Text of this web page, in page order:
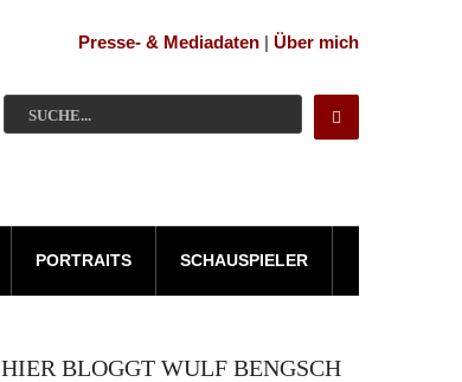
Presse- & Mediadaten | Über mich
PORTRAITS SCHAUSPIELER
HIER BLOGGT WULF BENGSCH